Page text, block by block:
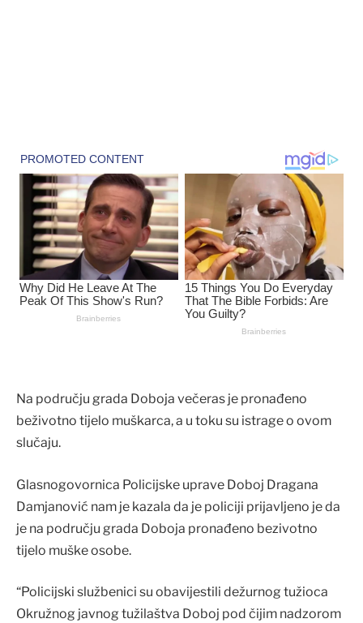
Na području grada Doboja večeras je pronađeno
beživotno tijelo muškarca, a u toku su istrage o ovom
slučaju.
Glasnogovornica Policijske uprave Doboj Dragana
Damjanović nam je kazala da je policiji prijavljeno je da
je na području grada Doboja pronađeno bezivotno
tijelo muške osobe.
“Policijski službenici su obavijestili dežurnog tužioca
Okružnog javnog tužilaštva Doboj pod čijim nadzorom